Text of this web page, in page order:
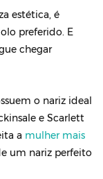
estética, é
preferido. E
chegar
o nariz ideal
e Scarlett
a mulher mais
um nariz perfeito